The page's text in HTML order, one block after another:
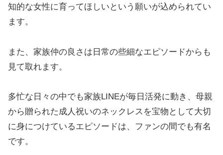
知的な女性に育ってほしいという願いが込められてい
ます。
また、家族仲の良さは日常の些細なエピソードからも
見て取れます。
多忙な日々の中でも家族LINEが毎日活発に動き、母親
から贈られた成人祝いのネックレスを宝物として大切
に身につけているエピソードは、ファンの間でも有名
です。